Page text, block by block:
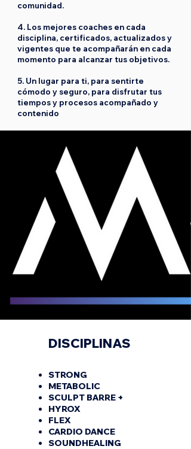
comunidad.
4. Los mejores coaches en cada
disciplina, certificados, actualizados y
vigentes que te acompañarán en cada
momento para alcanzar tus objetivos.
5. Un lugar para ti, para sentirte
cómodo y seguro, para disfrutar tus
tiempos y procesos acompañado y
contenido
DISCIPLINAS
STRONG
METABOLIC
SCULPT BARRE +
HYROX
FLEX
CARDIO DANCE
SOUNDHEALING